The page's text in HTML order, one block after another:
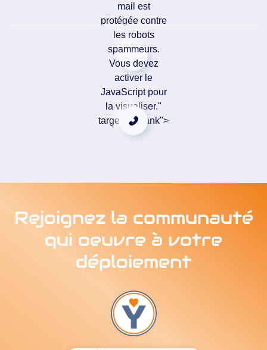
mail est
protégée contre
les robots
spammeurs.
Vous devez
activer le
JavaScript pour
la visualiser."
target="_blank">
Rejoignez la communauté
qui oeuvre à votre
déploiement